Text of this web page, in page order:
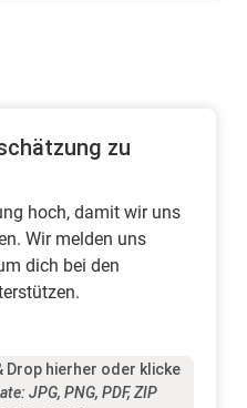
zu
hoch, damit wir uns
Wir melden uns
dich bei den
Drop hierher oder klicke
JPG, PNG, PDF, ZIP